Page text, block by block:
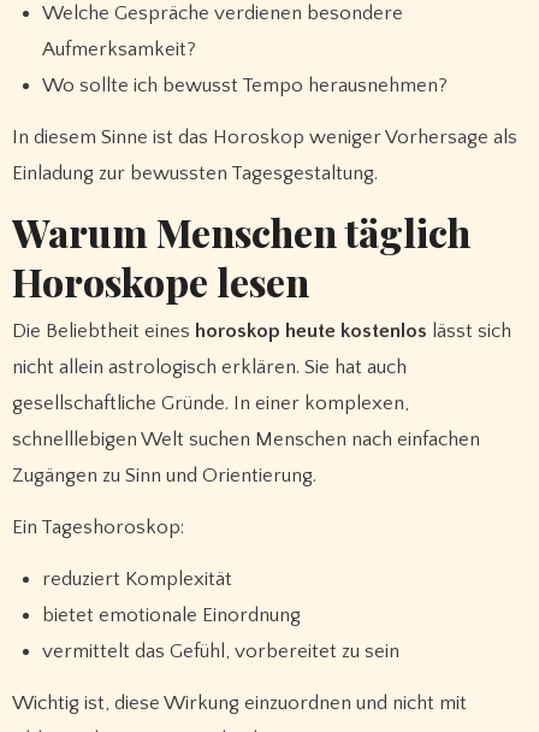
Welche Gespräche verdienen besondere
Aufmerksamkeit?
Wo sollte ich bewusst Tempo herausnehmen?
In diesem Sinne ist das Horoskop weniger Vorhersage als
Einladung zur bewussten Tagesgestaltung.
Warum Menschen täglich
Horoskope lesen
Die Beliebtheit eines horoskop heute kostenlos lässt sich
nicht allein astrologisch erklären. Sie hat auch
gesellschaftliche Gründe. In einer komplexen,
schnelllebigen Welt suchen Menschen nach einfachen
Zugängen zu Sinn und Orientierung.
Ein Tageshoroskop:
reduziert Komplexität
bietet emotionale Einordnung
vermittelt das Gefühl, vorbereitet zu sein
Wichtig ist, diese Wirkung einzuordnen und nicht mit